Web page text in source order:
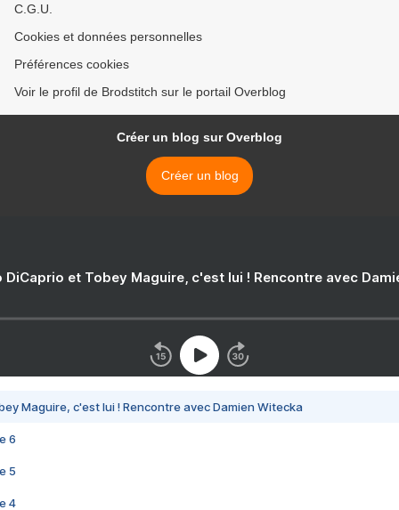
C.G.U.
Cookies et données personnelles
Préférences cookies
Voir le profil de Brodstitch sur le portail Overblog
Créer un blog sur Overblog
Créer un blog
DiCaprio et Tobey Maguire, c'est lui ! Rencontre avec
Maguire, c'est lui ! Rencontre avec Damien Witecka
6
5
4